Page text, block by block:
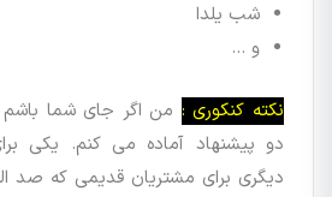
شب یلدا
و …
نکته کنکوری : من اگر جای شما باشم
دو پیشنهاد آماده می کنم. یکی
دیگری برای مشتریان قدیمی که صد